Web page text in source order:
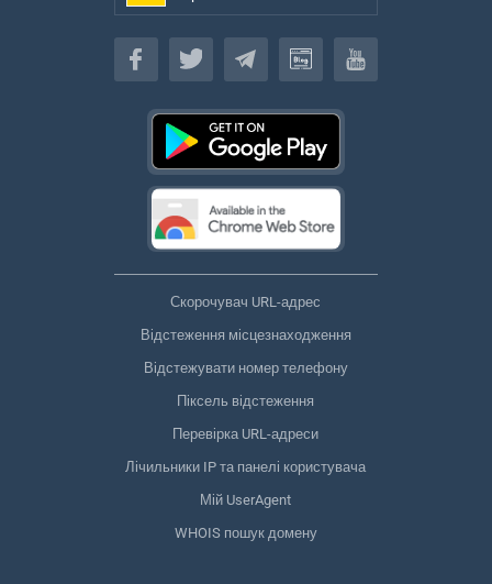
Українська
Скорочувач URL-адрес
Відстеження місцезнаходження
Відстежувати номер телефону
Піксель відстеження
Перевірка URL-адреси
Лічильники IP та панелі користувача
Мій UserAgent
WHOIS пошук домену